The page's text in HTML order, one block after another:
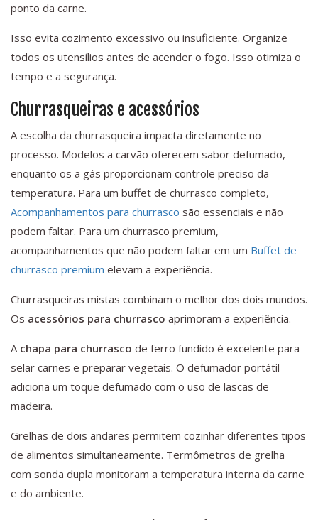
ponto da carne.
Isso evita cozimento excessivo ou insuficiente. Organize
todos os utensílios antes de acender o fogo. Isso otimiza o
tempo e a segurança.
Churrasqueiras e acessórios
A escolha da churrasqueira impacta diretamente no
processo. Modelos a carvão oferecem sabor defumado,
enquanto os a gás proporcionam controle preciso da
temperatura. Para um buffet de churrasco completo,
Acompanhamentos para churrasco são essenciais e não
podem faltar. Para um churrasco premium,
acompanhamentos que não podem faltar em um Buffet de
churrasco premium elevam a experiência.
Churrasqueiras mistas combinam o melhor dos dois mundos.
Os acessórios para churrasco aprimoram a experiência.
A chapa para churrasco de ferro fundido é excelente para
selar carnes e preparar vegetais. O defumador portátil
adiciona um toque defumado com o uso de lascas de
madeira.
Grelhas de dois andares permitem cozinhar diferentes tipos
de alimentos simultaneamente. Termômetros de grelha
com sonda dupla monitoram a temperatura interna da carne
e do ambiente.